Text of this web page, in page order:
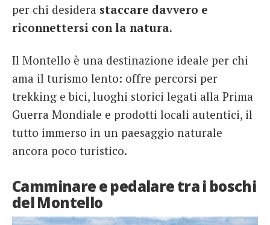
per chi desidera staccare davvero e
riconnettersi con la natura.
Il Montello è una destinazione ideale per chi
ama il turismo lento: offre percorsi per
trekking e bici, luoghi storici legati alla Prima
Guerra Mondiale e prodotti locali autentici, il
tutto immerso in un paesaggio naturale
ancora poco turistico.
Camminare e pedalare tra i boschi
del Montello